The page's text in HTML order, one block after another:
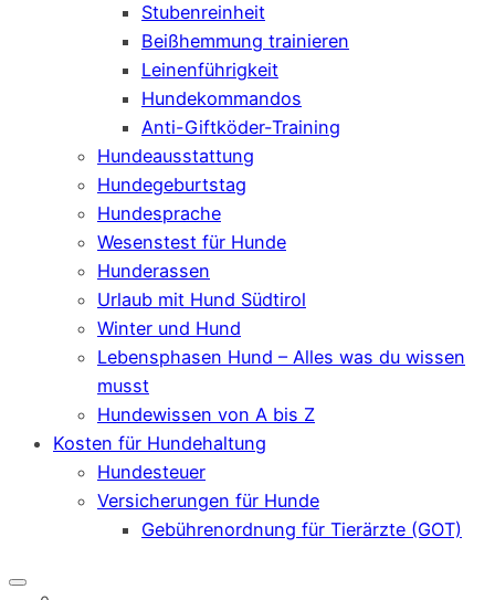
Stubenreinheit
Beißhemmung trainieren
Leinenführigkeit
Hundekommandos
Anti-Giftköder-Training
Hundeausstattung
Hundegeburtstag
Hundesprache
Wesenstest für Hunde
Hunderassen
Urlaub mit Hund Südtirol
Winter und Hund
Lebensphasen Hund – Alles was du wissen
musst
Hundewissen von A bis Z
Kosten für Hundehaltung
Hundesteuer
Versicherungen für Hunde
Gebührenordnung für Tierärzte (GOT)